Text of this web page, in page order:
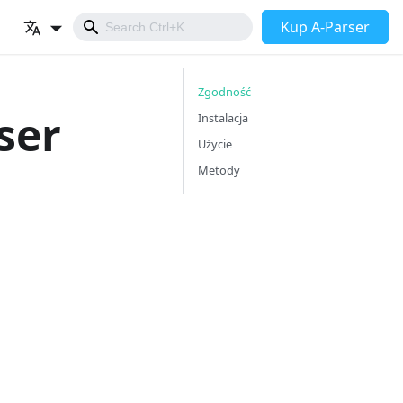
Kup A-Parser
Zgodność
Instalacja
Użycie
Metody